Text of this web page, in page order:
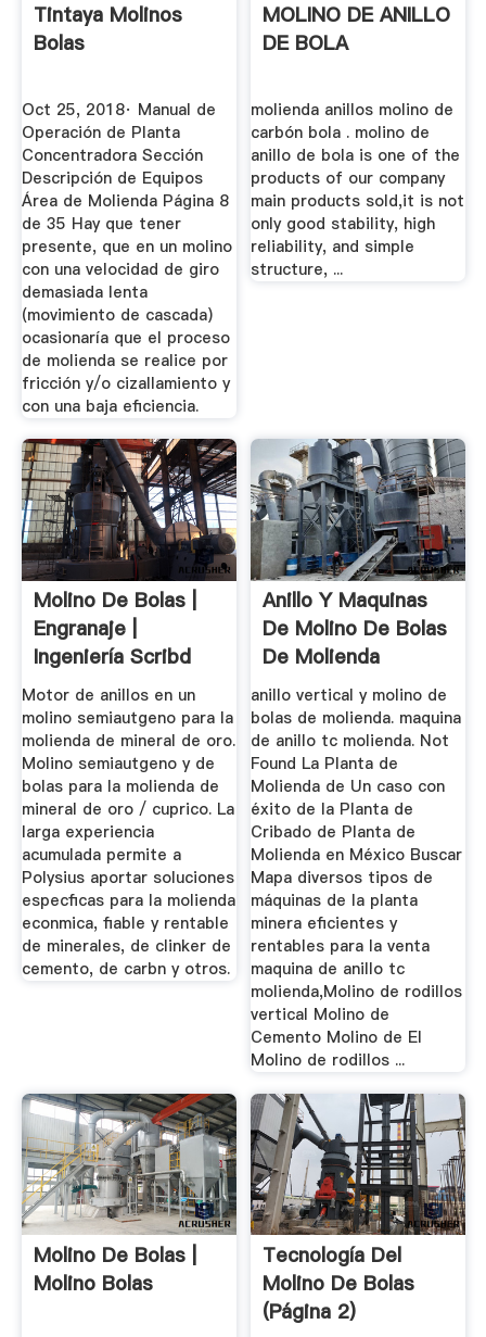
Tintaya Molinos
Bolas
Oct 25, 2018· Manual de
Operación de Planta
Concentradora Sección
Descripción de Equipos
Área de Molienda Página 8
de 35 Hay que tener
presente, que en un molino
con una velocidad de giro
demasiada lenta
(movimiento de cascada)
ocasionaría que el proceso
de molienda se realice por
fricción y/o cizallamiento y
con una baja eficiencia.
MOLINO DE ANILLO
DE BOLA
molienda anillos molino de
carbón bola . molino de
anillo de bola is one of the
products of our company
main products sold,it is not
only good stability, high
reliability, and simple
structure, ...
Molino De Bolas |
Engranaje |
Ingeniería Scribd
Motor de anillos en un
molino semiautgeno para la
molienda de mineral de oro.
Molino semiautgeno y de
bolas para la molienda de
mineral de oro / cuprico. La
larga experiencia
acumulada permite a
Polysius aportar soluciones
especficas para la molienda
econmica, fiable y rentable
de minerales, de clinker de
cemento, de carbn y otros.
Anillo Y Maquinas
De Molino De Bolas
De Molienda
anillo vertical y molino de
bolas de molienda. maquina
de anillo tc molienda. Not
Found La Planta de
Molienda de Un caso con
éxito de la Planta de
Cribado de Planta de
Molienda en México Buscar
Mapa diversos tipos de
máquinas de la planta
minera eficientes y
rentables para la venta
maquina de anillo tc
molienda,Molino de rodillos
vertical Molino de
Cemento Molino de El
Molino de rodillos ...
Molino De Bolas |
Molino Bolas
Tecnología Del
Molino De Bolas
(página 2)